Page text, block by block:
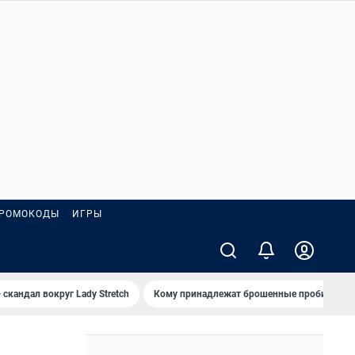
ИГРЫ
вокруг Lady Stretch Кому принадлежат брошенные пробирки?